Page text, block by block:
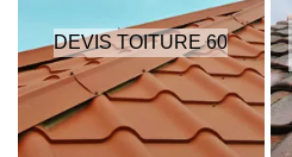
DEVIS TOITURE 60